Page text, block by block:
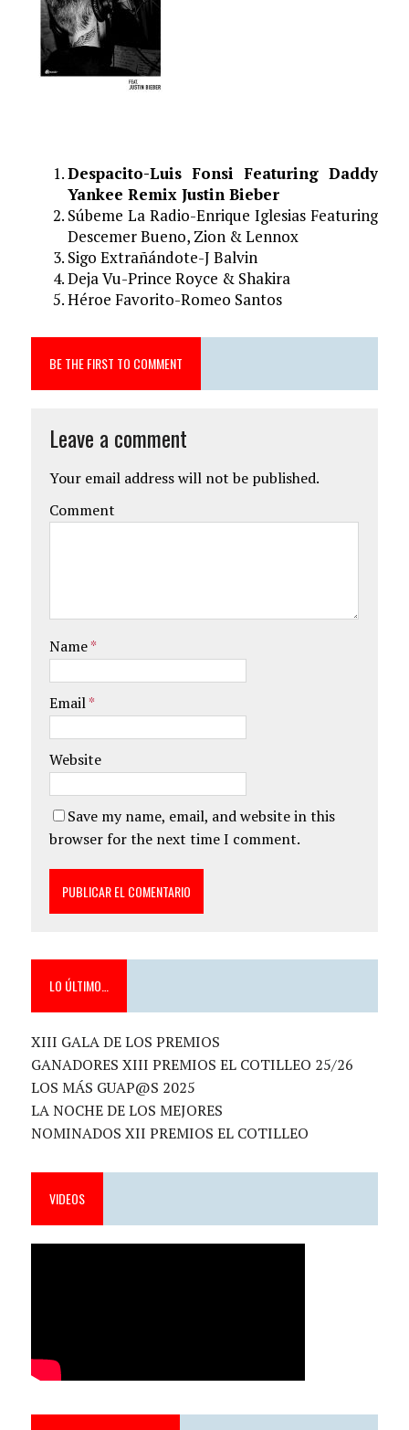
Despacito-Luis Fonsi Featuring Daddy
Yankee Remix Justin Bieber
Súbeme La Radio-Enrique Iglesias Featuring
Descemer Bueno, Zion & Lennox
Sigo Extrañándote-J Balvin
Deja Vu-Prince Royce & Shakira
Héroe Favorito-Romeo Santos
BE THE FIRST TO COMMENT
Leave a comment
Your email address will not be published.
Comment
Name*
Email*
Website
Save my name, email, and website in this
browser for the next time I comment.
LO ÚLTIMO…
XIII GALA DE LOS PREMIOS
GANADORES XIII PREMIOS EL COTILLEO 25/26
LOS MÁS GUAP@S 2025
LA NOCHE DE LOS MEJORES
NOMINADOS XII PREMIOS EL COTILLEO
VIDEOS